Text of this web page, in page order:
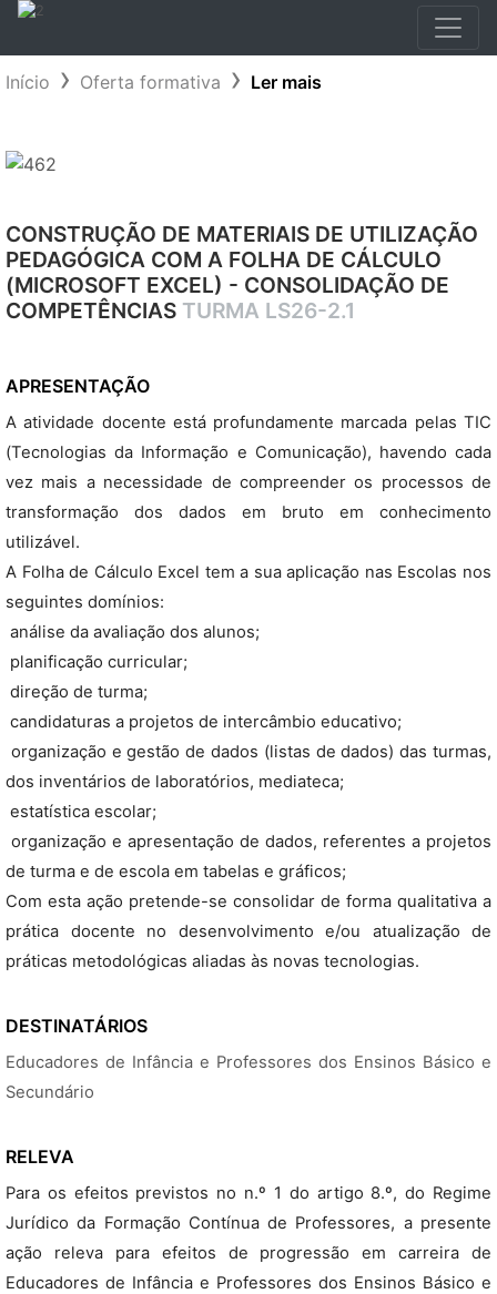
Início Oferta formativa Ler mais
CONSTRUÇÃO DE MATERIAIS DE UTILIZAÇÃO
PEDAGÓGICA COM A FOLHA DE CÁLCULO
(MICROSOFT EXCEL) - CONSOLIDAÇÃO DE
COMPETÊNCIAS TURMA LS26-2.1
APRESENTAÇÃO
A atividade docente está profundamente marcada pelas TIC
(Tecnologias da Informação e Comunicação), havendo cada
vez mais a necessidade de compreender os processos de
transformação dos dados em bruto em conhecimento
utilizável.
A Folha de Cálculo Excel tem a sua aplicação nas Escolas nos
seguintes domínios:
 análise da avaliação dos alunos;
 planificação curricular;
 direção de turma;
 candidaturas a projetos de intercâmbio educativo;
 organização e gestão de dados (listas de dados) das turmas,
dos inventários de laboratórios, mediateca;
 estatística escolar;
 organização e apresentação de dados, referentes a projetos
de turma e de escola em tabelas e gráficos;
Com esta ação pretende-se consolidar de forma qualitativa a
prática docente no desenvolvimento e/ou atualização de
práticas metodológicas aliadas às novas tecnologias.
DESTINATÁRIOS
Educadores de Infância e Professores dos Ensinos Básico e
Secundário
RELEVA
Para os efeitos previstos no n.º 1 do artigo 8.º, do Regime
Jurídico da Formação Contínua de Professores, a presente
ação releva para efeitos de progressão em carreira de
Educadores de Infância e Professores dos Ensinos Básico e